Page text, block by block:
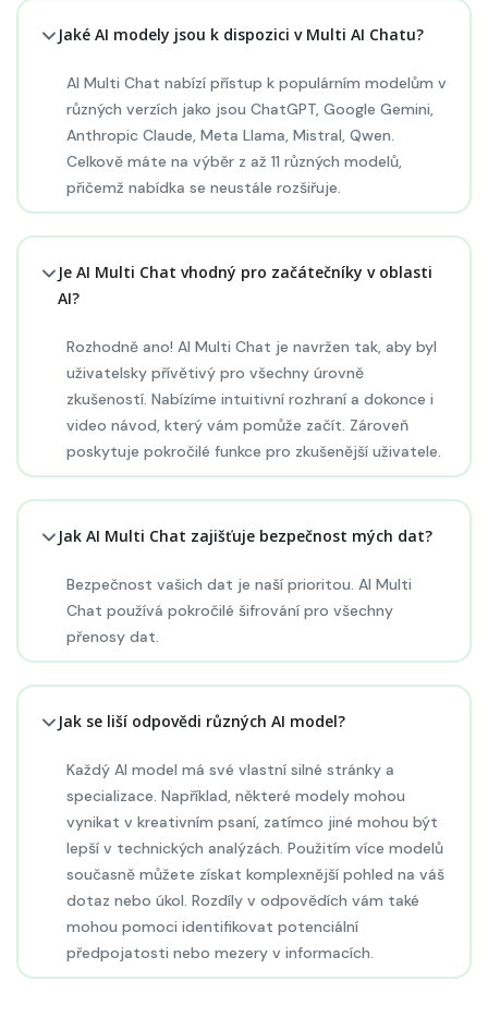
Jaké AI modely jsou k dispozici v Multi AI Chatu?
AI Multi Chat nabízí přístup k populárním modelům v
různých verzích jako jsou ChatGPT, Google Gemini,
Anthropic Claude, Meta Llama, Mistral, Qwen.
Celkově máte na výběr z až 11 různých modelů,
přičemž nabídka se neustále rozšiřuje.
Je AI Multi Chat vhodný pro začátečníky v oblasti
AI?
Rozhodně ano! AI Multi Chat je navržen tak, aby byl
uživatelsky přívětivý pro všechny úrovně
zkušeností. Nabízíme intuitivní rozhraní a dokonce i
video návod, který vám pomůže začít. Zároveň
poskytuje pokročilé funkce pro zkušenější uživatele.
Jak AI Multi Chat zajišťuje bezpečnost mých dat?
Bezpečnost vašich dat je naší prioritou. AI Multi
Chat používá pokročilé šifrování pro všechny
přenosy dat.
Jak se liší odpovědi různých AI model?
Každý AI model má své vlastní silné stránky a
specializace. Například, některé modely mohou
vynikat v kreativním psaní, zatímco jiné mohou být
lepší v technických analýzách. Použitím více modelů
současně můžete získat komplexnější pohled na váš
dotaz nebo úkol. Rozdíly v odpovědích vám také
mohou pomoci identifikovat potenciální
předpojatosti nebo mezery v informacích.